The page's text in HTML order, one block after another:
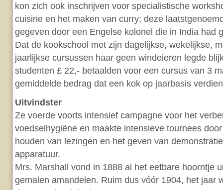
kon zich ook inschrijven voor specialistische
cuisine en het maken van curry; deze
gegeven door een Engelse kolonel die in India had
Dat de kookschool met zijn dagelijkse, wekelijkse,
jaarlijkse cursussen haar geen windeieren legde
studenten £ 22,- betaalden voor een cursus van 3
gemiddelde bedrag dat een kok op jaarbasis
Uitvindster
Ze voerde voorts intensief campagne voor het
voedselhygiëne en maakte intensieve tournees
houden van lezingen en het geven van
apparatuur.
Mrs. Marshall vond in 1888 al het eetbare hoorntje
gemalen amandelen. Ruim dus vóór 1904, het jaar